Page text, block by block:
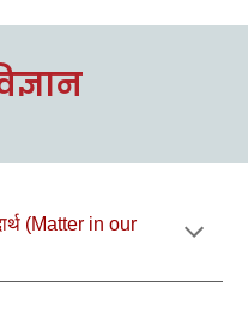
(Matter in our